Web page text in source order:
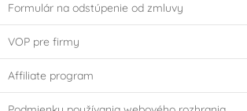
Formulár na odstúpenie od zmluvy
VOP pre firmy
Affiliate program